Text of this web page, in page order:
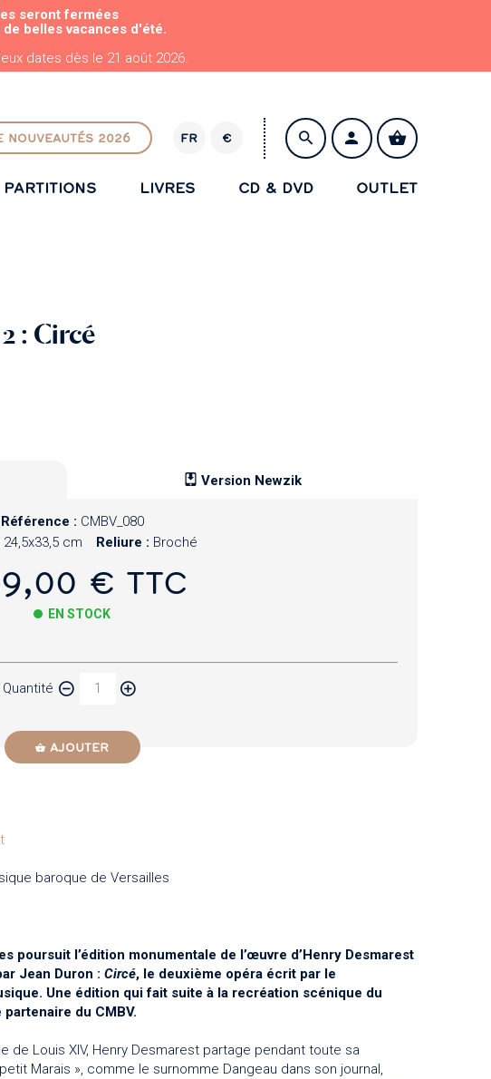
seront fermées
belles vacances d'été.
dates dès le 21 août 2026.
NOUVEAUTÉS 2026 FR
R
€
PARTITIONS LIVRES CD & DVD OUTLET
: Circé
Version Newzik
Référence : CMBV_080
24,5x33,5 cm Reliure : Broché
€ TTC
EN STOCK
Quantité
AJOUTER
baroque de Versailles
poursuit l’édition monumentale de l’œuvre d’Henry Desmarest
Jean Duron : Circé, le deuxième opéra écrit par le
Une édition qui fait suite à la recréation scénique du
du CMBV.
de Louis XIV, Henry Desmarest partage pendant toute sa
Marais », comme le surnomme Dangeau dans son journal,